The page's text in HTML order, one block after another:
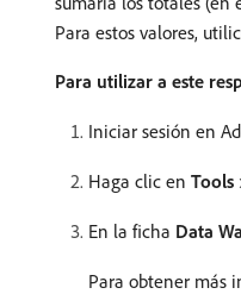
Para estos valores,
Para utilizar a este
Iniciar sesión en
Haga clic en Tools
En la ficha Data
Para obtener más